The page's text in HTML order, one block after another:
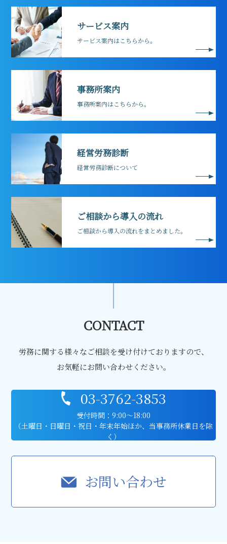
サービス案内
サービス案内はこちらから。
事務所案内
事務所案内はこちらから。
経営労務診断
経営労務診断について
ご相談から導入の流れ
ご相談から導入の流れをまとめました。
CONTACT
労務に関する様々なご相談を受け付けておりますので、
お気軽にお問い合わせください。
03-3762-3853
受付時間：9:00〜18:00
（土曜日・日曜日・祝日・年末年始ほか、当事務所休業日を除
く）
お問い合わせ